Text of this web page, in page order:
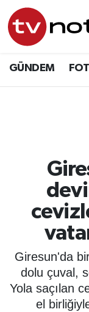
GÜNDEM
Giresun'da
dolu çuval,
Yola saçılan
el
GÜNDEM
YURT
EĞİTİM
ÖZEL
SAĞLIK
SPOR
Hava
Son
Haber